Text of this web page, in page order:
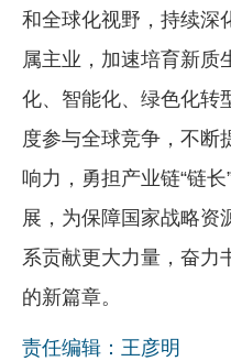
和全球化视野，持续深
属主业，加速培育新质
化、智能化、绿色化转
度参与全球竞争，不断
响力，勇担产业链“链
展，为保障国家战略资
系贡献更大力量，奋力
的新篇章。
责任编辑：王彦明